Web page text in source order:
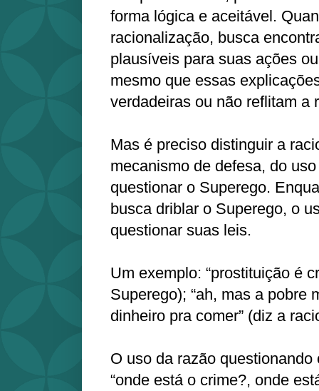
forma lógica e aceitável.
racionalização, busca
plausíveis para suas ações
mesmo que essas
verdadeiras ou não reflitam a
Mas é preciso distinguir a
mecanismo de defesa, do
questionar o Superego.
busca driblar o Superego, o
questionar suas leis.
Um exemplo: “prostituição é
Superego); “ah, mas a pobre
dinheiro pra comer” (diz a
O uso da razão
“onde está o crime?, onde